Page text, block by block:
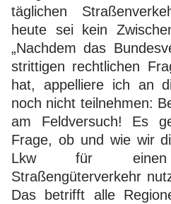
täglichen
heute sei kein
„Nachdem das
strittigen rechtlichen
hat, appelliere ich an
noch nicht teilnehmen:
am Feldversuch! Es
Frage, ob und wie wir
Lkw für einen
Straßengüterverkehr
Das betrifft alle